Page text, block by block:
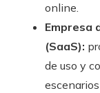
online.
Empresa
(SaaS):
de uso y